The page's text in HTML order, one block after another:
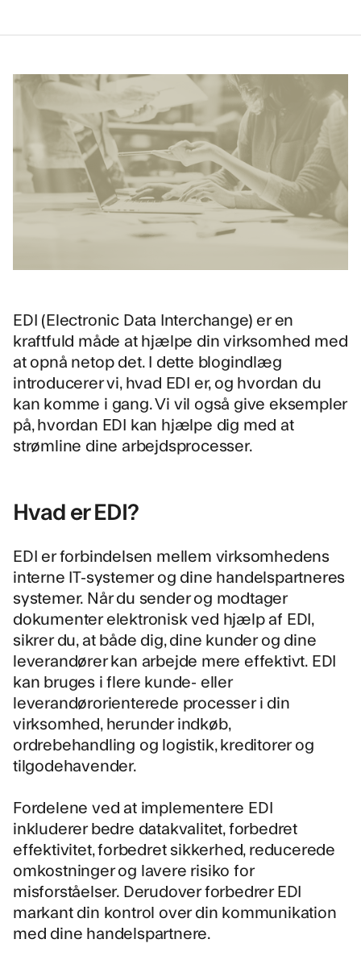
EDI (Electronic Data Interchange) er en
kraftfuld måde at hjælpe din virksomhed med
at opnå netop det. I dette blogindlæg
introducerer vi, hvad EDI er, og hvordan du
kan komme i gang. Vi vil også give eksempler
på, hvordan EDI kan hjælpe dig med at
strømline dine arbejdsprocesser.
Hvad er EDI?
EDI er forbindelsen mellem virksomhedens
interne IT-systemer og dine handelspartneres
systemer. Når du sender og modtager
dokumenter elektronisk ved hjælp af EDI,
sikrer du, at både dig, dine kunder og dine
leverandører kan arbejde mere effektivt. EDI
kan bruges i flere kunde- eller
leverandørorienterede processer i din
virksomhed, herunder indkøb,
ordrebehandling og logistik, kreditorer og
tilgodehavender.
Fordelene ved at implementere EDI
inkluderer bedre datakvalitet, forbedret
effektivitet, forbedret sikkerhed, reducerede
omkostninger og lavere risiko for
misforståelser. Derudover forbedrer EDI
markant din kontrol over din kommunikation
med dine handelspartnere.